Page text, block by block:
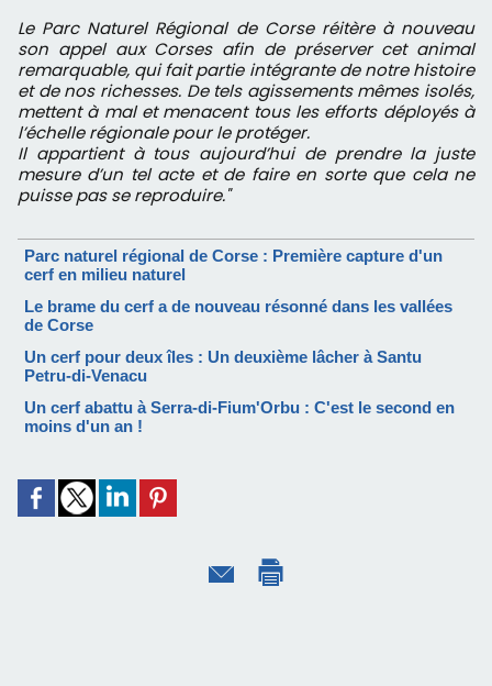
Le Parc Naturel Régional de Corse réitère à nouveau
son appel aux Corses afin de préserver cet animal
remarquable, qui fait partie intégrante de notre histoire
et de nos richesses. De tels agissements mêmes isolés,
mettent à mal et menacent tous les efforts déployés à
l’échelle régionale pour le protéger.
Il appartient à tous aujourd’hui de prendre la juste
mesure d’un tel acte et de faire en sorte que cela ne
puisse pas se reproduire."
Parc naturel régional de Corse : Première capture d'un
cerf en milieu naturel
Le brame du cerf a de nouveau résonné dans les vallées
de Corse
Un cerf pour deux îles : Un deuxième lâcher à Santu
Petru-di-Venacu
Un cerf abattu à Serra-di-Fium'Orbu : C'est le second en
moins d'un an !